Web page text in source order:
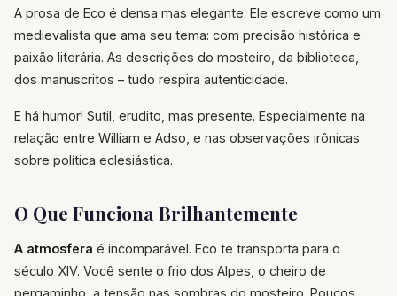
A prosa de Eco é densa mas elegante. Ele escreve como um
medievalista que ama seu tema: com precisão histórica e
paixão literária. As descrições do mosteiro, da biblioteca,
dos manuscritos – tudo respira autenticidade.
E há humor! Sutil, erudito, mas presente. Especialmente na
relação entre William e Adso, e nas observações irônicas
sobre política eclesiástica.
O Que Funciona Brilhantemente
A atmosfera é incomparável. Eco te transporta para o
século XIV. Você sente o frio dos Alpes, o cheiro de
pergaminho, a tensão nas sombras do mosteiro. Poucos